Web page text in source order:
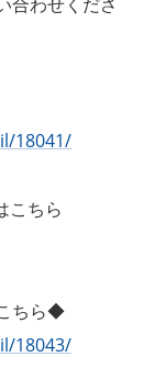
18041/
こちら
ちら◆
18043/